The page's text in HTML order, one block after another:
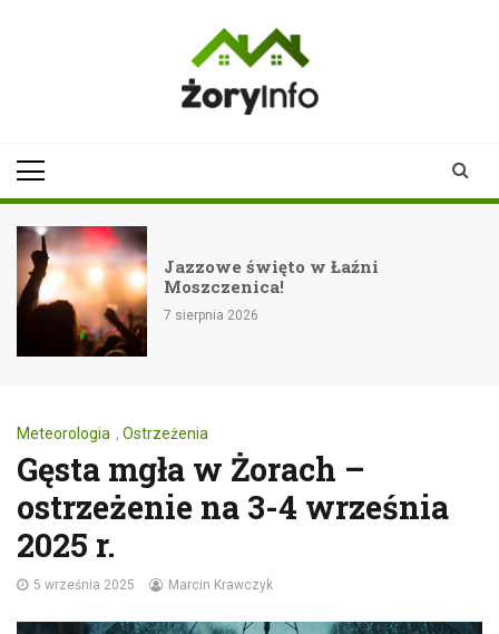
Jazzowe święto w Łaźni
Moszczenica!
7 sierpnia 2026
Meteorologia , Ostrzeżenia
Gęsta mgła w Żorach –
ostrzeżenie na 3-4 września
2025 r.
5 września 2025 Marcin Krawczyk